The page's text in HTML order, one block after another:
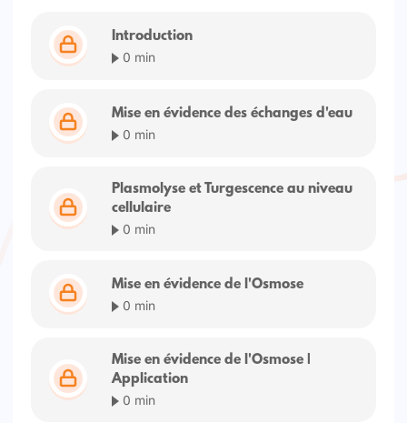
Introduction
0 min
Mise en évidence des échanges d'eau
0 min
Plasmolyse et Turgescence au niveau
cellulaire
0 min
Mise en évidence de l'Osmose
0 min
Mise en évidence de l'Osmose |
Application
0 min